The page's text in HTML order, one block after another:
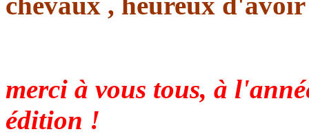
merci à vous tous, à
édition !